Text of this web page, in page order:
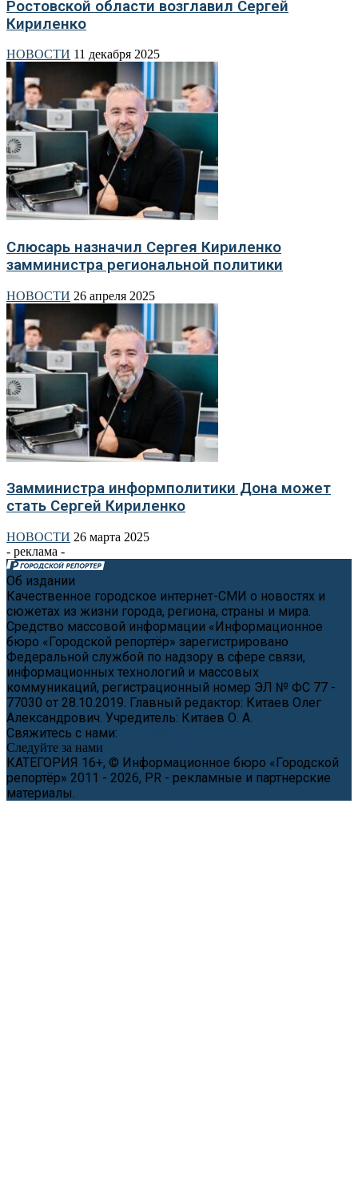
Ростовской области возглавил Сергей
Кириленко
НОВОСТИ 11 декабря 2025
Слюсарь назначил Сергея Кириленко
замминистра региональной политики
НОВОСТИ 26 апреля 2025
Замминистра информполитики Дона может
стать Сергей Кириленко
НОВОСТИ 26 марта 2025
- реклама -
Об издании
Качественное городское интернет-СМИ о новостях и
сюжетах из жизни города, региона, страны и мира.
Средство массовой информации «Информационное
бюро «Городской репортёр» зарегистрировано
Федеральной службой по надзору в сфере связи,
информационных технологий и массовых
коммуникаций, регистрационный номер ЭЛ № ФС 77 -
77030 от 28.10.2019. Главный редактор: Китаев Олег
Александрович. Учредитель: Китаев О. А.
Свяжитесь с нами:
Следуйте за нами
КАТЕГОРИЯ 16+, © Информационное бюро «Городской
репортёр» 2011 - 2026, PR - рекламные и партнерские
материалы.